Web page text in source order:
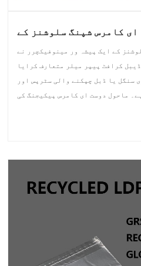
کامرس شپنگ سلوشنز کے
پیپر میلرز کا آغاز کیا
کے ایک پیشہ ور مینوفیکچرر نے
کرافٹ پیپر میلر متعارف کرایا
یا ڈبل ​​چپکنے والی سٹرپس اور
ماحول دوست ای کامرس پیکیجنگ کی